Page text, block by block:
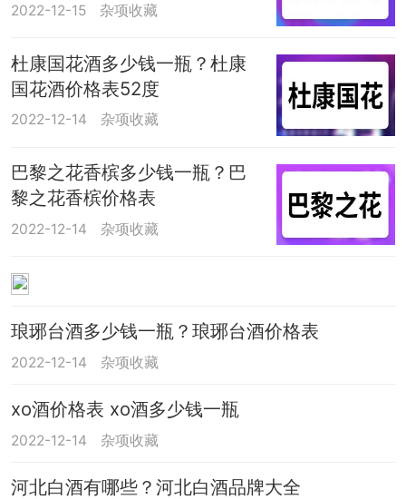
2022-12-15 杂项收藏
杜康国花酒多少钱一瓶？杜康
国花酒价格表52度
2022-12-14 杂项收藏
巴黎之花香槟多少钱一瓶？巴
黎之花香槟价格表
2022-12-14 杂项收藏
琅琊台酒多少钱一瓶？琅琊台酒价格表
2022-12-14 杂项收藏
xo酒价格表 xo酒多少钱一瓶
2022-12-14 杂项收藏
河北白酒有哪些？河北白酒品牌大全